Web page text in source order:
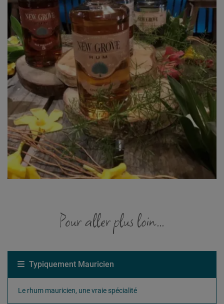
Pour aller plus loin...
Typiquement Mauricien
Le rhum mauricien, une vraie spécialité